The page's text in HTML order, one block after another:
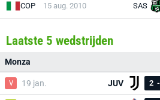
COP 15 aug. 2010 SAS
Laatste 5 wedstrijden
Monza
V 19 jan. JUV 2 -